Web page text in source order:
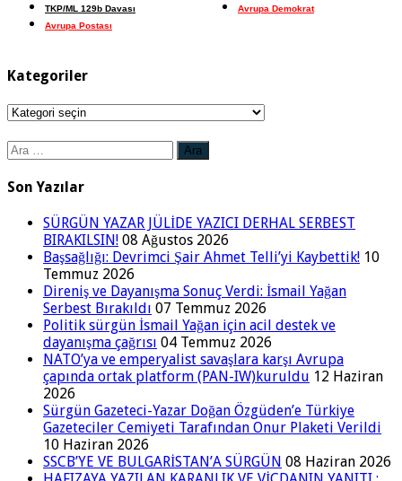
TKP/ML 129b Davası
Avrupa Postası
Avrupa Demokrat
Kategoriler
Kategoriler
Arama:
Son Yazılar
SÜRGÜN YAZAR JÜLİDE YAZICI DERHAL SERBEST
BIRAKILSIN! 08 Ağustos 2026
Başsağlığı: Devrimci Şair Ahmet Telli’yi Kaybettik! 10
Temmuz 2026
Direniş ve Dayanışma Sonuç Verdi: İsmail Yağan
Serbest Bırakıldı 07 Temmuz 2026
Politik sürgün İsmail Yağan için acil destek ve
dayanışma çağrısı 04 Temmuz 2026
NATO’ya ve emperyalist savaşlara karşı Avrupa
çapında ortak platform (PAN-IW)kuruldu 12 Haziran
2026
Sürgün Gazeteci-Yazar Doğan Özgüden’e Türkiye
Gazeteciler Cemiyeti Tarafından Onur Plaketi Verildi
10 Haziran 2026
SSCB’YE VE BULGARİSTAN’A SÜRGÜN 08 Haziran 2026